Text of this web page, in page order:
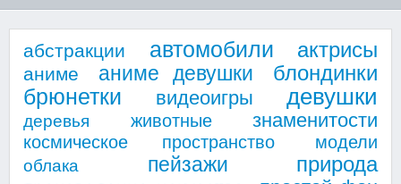
Вход
абстракции автомобили актрисы
аниме аниме девушки блондинки
брюнетки видеоигры девушки
деревья животные знаменитости
космическое пространство модели
облака пейзажи природа